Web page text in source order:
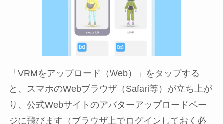
「VRMをアップロード（Web）」をタップする
と、スマホのWebブラウザ（Safari等）が立ち上が
り、公式Webサイトのアバターアップロードペー
ジに飛びます（ブラウザ上でログインしておく必